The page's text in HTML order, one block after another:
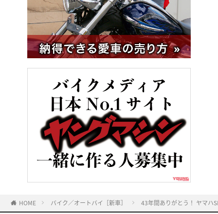
HOME バイク／オートバイ［新車］ 43年間ありがとう！ ヤマハ